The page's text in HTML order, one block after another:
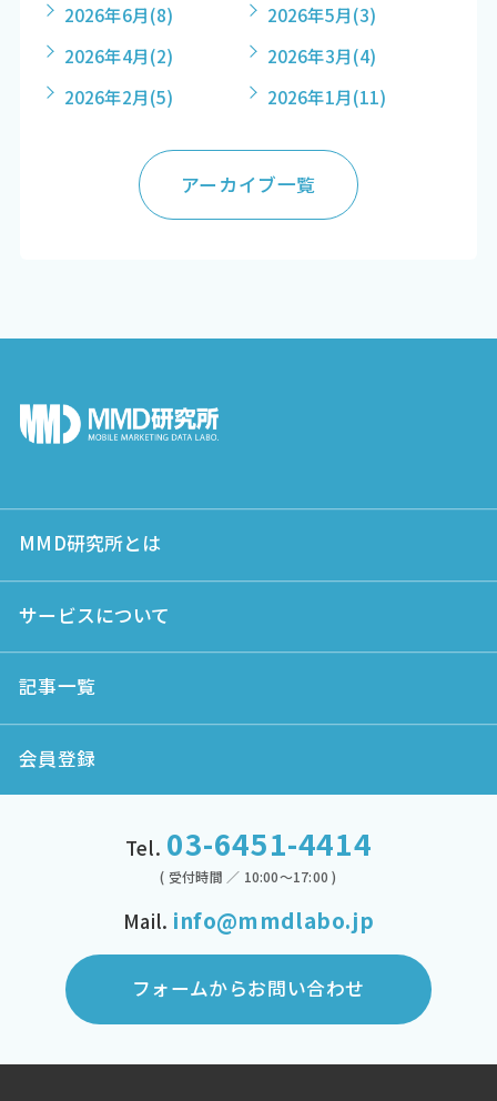
2026年6月(8) 2026年5月(3)
2026年4月(2) 2026年3月(4)
2026年2月(5) 2026年1月(11)
アーカイブ一覧
MMD研究所とは
サービスについて
記事一覧
会員登録
Tel. 03-6451-4414
( 受付時間 ／ 10:00～17:00 )
Mail. info@mmdlabo.jp
フォームからお問い合わせ